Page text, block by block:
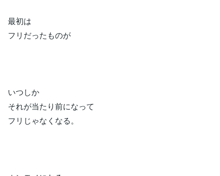
最初は
フリだったものが
いつしか
それが当たり前になって
フリじゃなくなる。